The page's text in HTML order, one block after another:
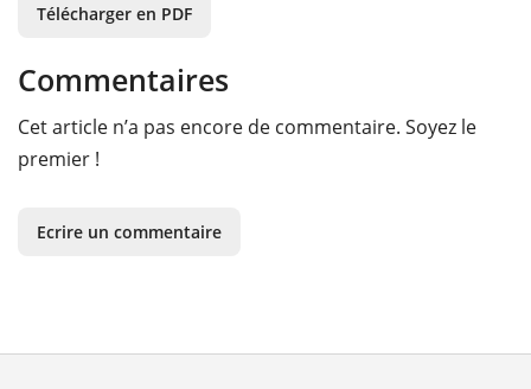
Télécharger en PDF
Commentaires
Cet article n’a pas encore de commentaire. Soyez le
premier !
Ecrire un commentaire